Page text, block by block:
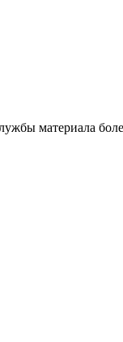
материала